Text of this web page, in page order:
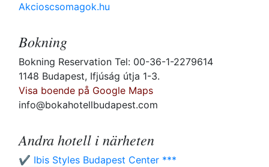
Akcioscsomagok.hu
Bokning
Bokning Reservation Tel: 00-36-1-2279614
1148 Budapest, Ifjúság útja 1-3.
Visa boende på Google Maps
info@bokahotellbudapest.com
Andra hotell i närheten
✔️ Ibis Styles Budapest Center ***